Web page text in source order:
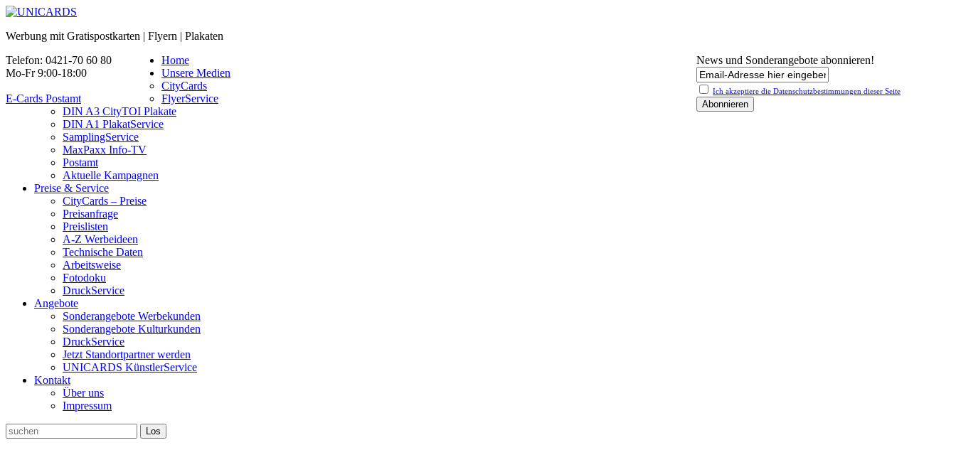
Werbung mit Gratispostkarten | Flyern | Plakaten
Telefon: 0421-70 60 80
Mo-Fr 9:00-18:00
E-Cards Postamt
News und Sonderangebote abonnieren!
Ich akzeptiere die Datenschutz­bestimmungen dieser Seite
Home
Unsere Medien
CityCards
FlyerService
DIN A3 CityTOI Plakate
DIN A1 PlakatService
SamplingService
MaxPaxx Info-TV
Postamt
Aktuelle Kampagnen
Preise & Service
CityCards – Preise
Preisanfrage
Preislisten
A-Z Werbeideen
Technische Daten
Arbeitsweise
Fotodoku
DruckService
Angebote
Sonderangebote Werbekunden
Sonderangebote Kulturkunden
DruckService
Jetzt Standortpartner werden
UNICARDS KünstlerService
Kontakt
Über uns
Impressum